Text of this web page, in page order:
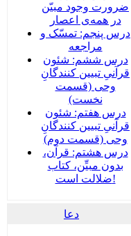
ضرورت وجود مبیّن
در همه‌ی اعصار
درس پنجم: تمسّک و
مراجعه
درس ششم: شئون
قرآنیِ تبیین کنندگانِ
وحی (قسمت
نخست)
درس هفتم: شئون
قرآنیِ تبیین کنندگانِ
وحی (قسمت دوم)
درس هشتم: قرآن،
بدون مبیِّن، کتاب
ضلالت است!
دعا